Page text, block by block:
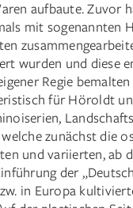
aufbaute. Zuvor
mit sogenannten
wurden und diese
Regie bemalten
für Höroldt
zunächst die
und variierten, ab
der
in Europa